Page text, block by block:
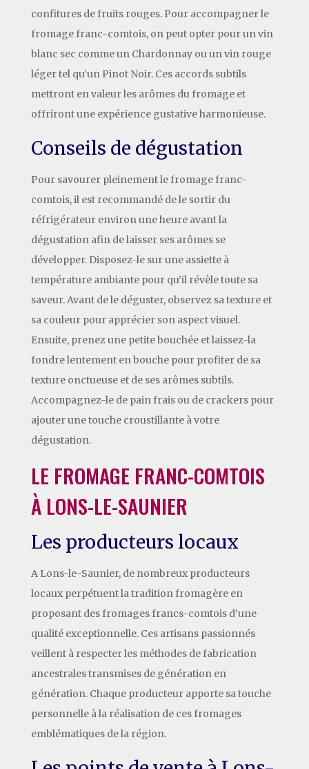
confitures de fruits rouges. Pour accompagner le
fromage franc-comtois, on peut opter pour un vin
blanc sec comme un Chardonnay ou un vin rouge
léger tel qu’un Pinot Noir. Ces accords subtils
mettront en valeur les arômes du fromage et
offriront une expérience gustative harmonieuse.
Conseils de dégustation
Pour savourer pleinement le fromage franc-
comtois, il est recommandé de le sortir du
réfrigérateur environ une heure avant la
dégustation afin de laisser ses arômes se
développer. Disposez-le sur une assiette à
température ambiante pour qu’il révèle toute sa
saveur. Avant de le déguster, observez sa texture et
sa couleur pour apprécier son aspect visuel.
Ensuite, prenez une petite bouchée et laissez-la
fondre lentement en bouche pour profiter de sa
texture onctueuse et de ses arômes subtils.
Accompagnez-le de pain frais ou de crackers pour
ajouter une touche croustillante à votre
dégustation.
LE FROMAGE FRANC-COMTOIS
À LONS-LE-SAUNIER
Les producteurs locaux
A Lons-le-Saunier, de nombreux producteurs
locaux perpétuent la tradition fromagère en
proposant des fromages francs-comtois d’une
qualité exceptionnelle. Ces artisans passionnés
veillent à respecter les méthodes de fabrication
ancestrales transmises de génération en
génération. Chaque producteur apporte sa touche
personnelle à la réalisation de ces fromages
emblématiques de la région.